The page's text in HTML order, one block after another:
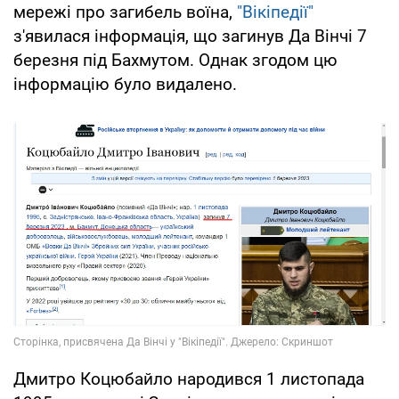
мережі про загибель воїна, "Вікіпедії"
з'явилася інформація, що загинув Да Вінчі 7
березня під Бахмутом. Однак згодом цю
інформацію було видалено.
Дмитро Коцюбайло народився 1 листопада